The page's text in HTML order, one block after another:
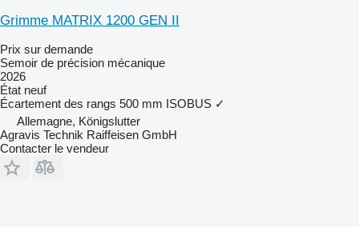
Grimme MATRIX 1200 GEN II
Prix sur demande
Semoir de précision mécanique
2026
État neuf
Écartement des rangs 500 mm ISOBUS ✓
Allemagne, Königslutter
Agravis Technik Raiffeisen GmbH
Contacter le vendeur